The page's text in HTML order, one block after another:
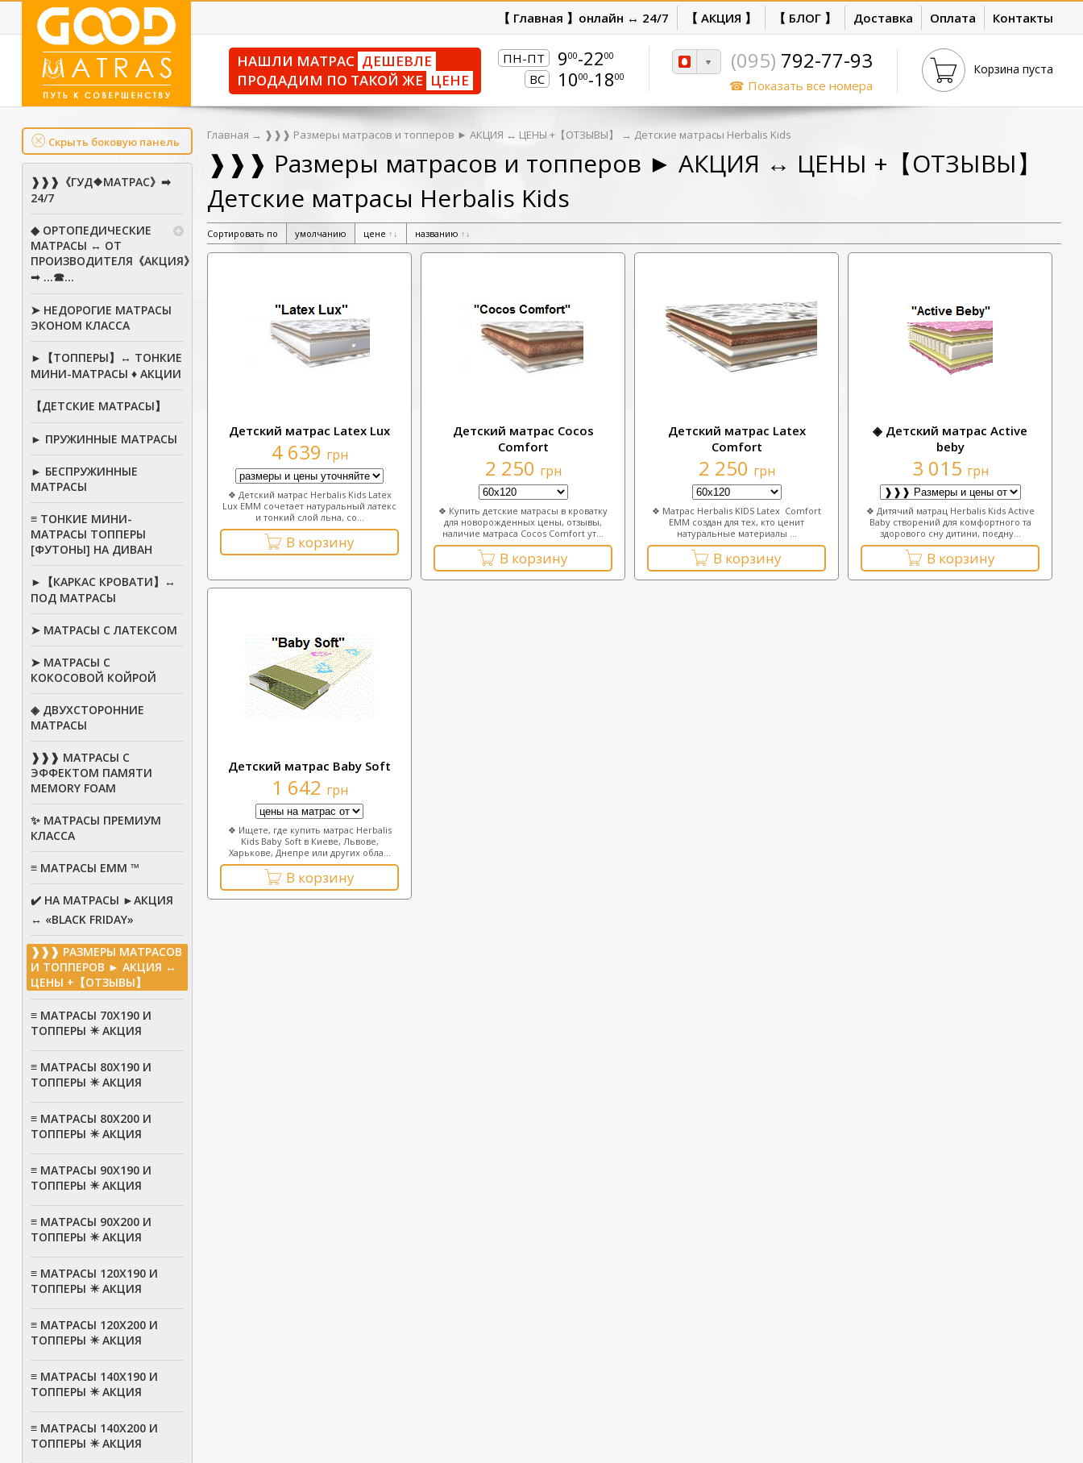
【 Главная 】онлайн ↔ 24/7 【 АКЦИЯ 】 【 БЛОГ 】 Доставка Оплата Контакты
Корзина пуста
(095) 792-77-93
☎ Показать все номера
ПН-ПТ 900-2200
ВС 1000-1800
НАШЛИ МАТРАС ДЕШЕВЛЕ
ПРОДАДИМ ПО ТАКОЙ ЖЕ ЦЕНЕ
Скрыть боковую панель
❱❱❱《ГУД❖МАТРАС》➡
24/7
◆ ОРТОПЕДИЧЕСКИЕ
МАТРАСЫ ↔ ОТ
ПРОИЗВОДИТЕЛЯ《АКЦИЯ》
➟ ...☎...
➤ НЕДОРОГИЕ МАТРАСЫ
ЭКОНОМ КЛАССА
►【ТОППЕРЫ】↔ ТОНКИЕ
МИНИ-МАТРАСЫ ♦ АКЦИИ
【ДЕТСКИЕ МАТРАСЫ】
► ПРУЖИННЫЕ МАТРАСЫ
► БЕСПРУЖИННЫЕ
МАТРАСЫ
≡ ТОНКИЕ МИНИ-
МАТРАСЫ ТОППЕРЫ
[ФУТОНЫ] НА ДИВАН
►【КАРКАС КРОВАТИ】↔
ПОД МАТРАСЫ
➤ МАТРАСЫ С ЛАТЕКСОМ
➤ МАТРАСЫ С
КОКОСОВОЙ КОЙРОЙ
◈ ДВУХСТОРОННИЕ
МАТРАСЫ
❱❱❱ МАТРАСЫ С
ЭФФЕКТОМ ПАМЯТИ
MEMORY FOAM
✨ МАТРАСЫ ПРЕМИУМ
КЛАССА
≡ МАТРАСЫ ЕММ ™
✔️ НА МАТРАСЫ ►АКЦИЯ
↔ «BLACK FRIDAY»
❱❱❱ РАЗМЕРЫ МАТРАСОВ
И ТОППЕРОВ ► АКЦИЯ ↔
ЦЕНЫ +【ОТЗЫВЫ】
≡ МАТРАСЫ 70Х190 И
ТОППЕРЫ ✴️ АКЦИЯ
≡ МАТРАСЫ 80X190 И
ТОППЕРЫ ✴️ АКЦИЯ
≡ МАТРАСЫ 80Х200 И
ТОППЕРЫ ✴️ АКЦИЯ
≡ МАТРАСЫ 90Х190 И
ТОППЕРЫ ✴️ АКЦИЯ
≡ МАТРАСЫ 90Х200 И
ТОППЕРЫ ✴️ АКЦИЯ
≡ МАТРАСЫ 120Х190 И
ТОППЕРЫ ✴️ АКЦИЯ
≡ МАТРАСЫ 120Х200 И
ТОППЕРЫ ✴️ АКЦИЯ
≡ МАТРАСЫ 140Х190 И
ТОППЕРЫ ✴️ АКЦИЯ
≡ МАТРАСЫ 140Х200 И
ТОППЕРЫ ✴️ АКЦИЯ
Главная → ❱❱❱ Размеры матрасов и топперов ► АКЦИЯ ↔ ЦЕНЫ +【ОТЗЫВЫ】 → Детские матрасы Herbalis Kids
❱❱❱ Размеры матрасов и топперов ► АКЦИЯ ↔ ЦЕНЫ +【ОТЗЫВЫ】
Детские матрасы Herbalis Kids
Сортировать по умолчанию цене ↑ ↓ названию ↑ ↓
Детский матрас Lateх Luх
4 639 грн
❖ Детский матрас Herbalis Kids Latex
Lux EMM сочетает натуральный латекс
и тонкий слой льна, со...
В корзину
Детский матрас Сосоs
Comfort
2 250 грн
❖ Купить детские матрасы в кроватку
для новорожденных цены, отзывы,
наличие матраса Сосоs Comfort ут...
В корзину
Детский матрас Lateх
Соmfort
2 250 грн
❖ Матрас Herbalis KIDS Latex Comfort
EMM создан для тех, кто ценит
натуральные материалы ...
В корзину
◈ Детский матрас Асtive
beby
3 015 грн
❖ Дитячий матрац Herbalis Kids Active
Baby створений для комфортного та
здорового сну дитини, поєдну...
В корзину
Детский матрас Ваby Soft
1 642 грн
❖ Ищете, где купить матрас Herbalis
Kids Baby Soft в Киеве, Львове,
Харькове, Днепре или других обла...
В корзину